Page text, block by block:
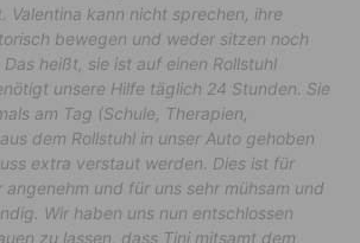
Valentina kann nicht sprechen, ihre
bewegen und weder sitzen noch
heißt, sie ist auf einen Rollstuhl
unsere Hilfe täglich 24 Stunden. Sie
am Tag (Schule, Therapien,
dem Rollstuhl in unser Auto gehoben
extra verstaut werden. Dies ist für
angenehm und für uns sehr mühsam und
Wir haben uns nun entschlossen
zu lassen, dass Tini mitsamt dem